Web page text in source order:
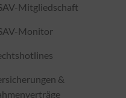
Mitgliedschaft
Monitor
&